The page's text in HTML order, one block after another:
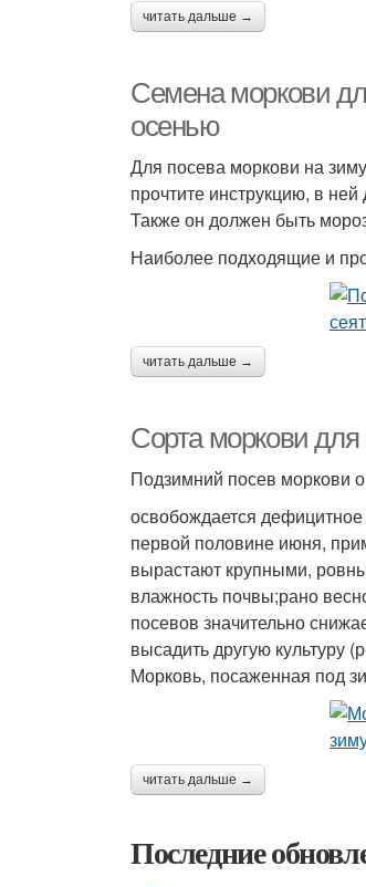
читать дальше →
Семена моркови
осенью
Для посева моркови на
прочтите инструкцию, в
Также он должен быть
Наиболее подходящие и
читать дальше →
Сорта моркови для
Подзимний посев моркови
освобождается
первой половине июня,
вырастают крупными,
влажность почвы;рано
посевов значительно
высадить другую культуру
Морковь, посаженная под
читать дальше →
Последние